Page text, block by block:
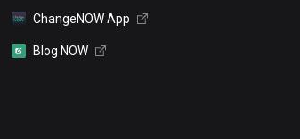
ChangeNOW App
Blog NOW